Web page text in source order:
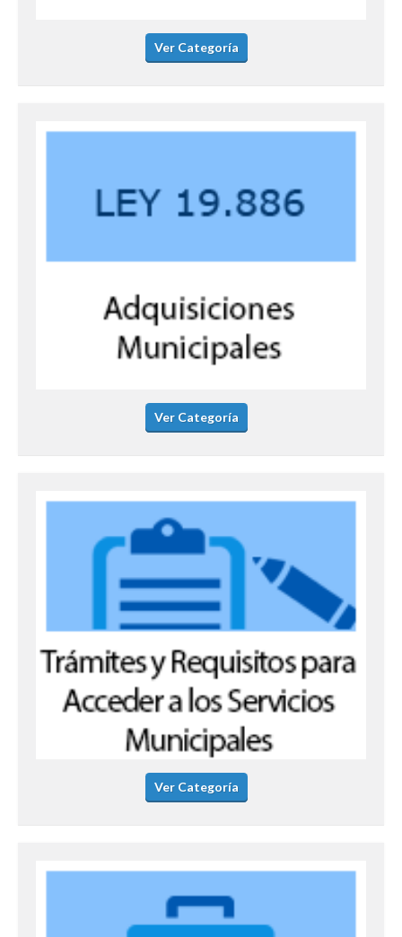
Ver Categoría
Ver Categoría
Ver Categoría